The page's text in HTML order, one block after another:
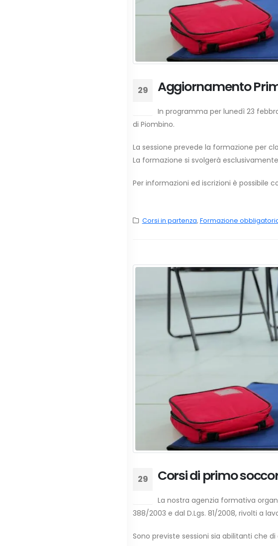
29 Aggiornamento
In programma per lunedì 23
di Piombino.
La sessione prevede la formazione per
La formazione si svolgerà
Per informazioni ed iscrizioni è possibile
Corsi in partenza, Formazione
29 Corsi di primo
La nostra agenzia formativa
388/2003 e dal D.Lgs. 81/2008, rivolti a
Sono previste sessioni sia abilitanti che